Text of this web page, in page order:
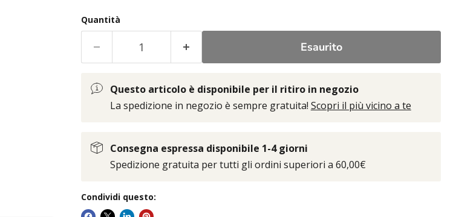
Quantità
Esaurito
Questo articolo è disponibile per il ritiro in negozio
La spedizione in negozio è sempre gratuita! Scopri il più vicino a te
Consegna espressa disponibile 1-4 giorni
Spedizione gratuita per tutti gli ordini superiori a 60,00€
Condividi questo: